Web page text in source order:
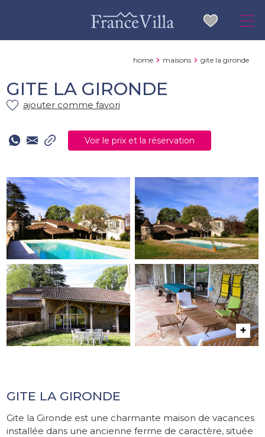
home maisons gite la gironde
GITE LA GIRONDE
ajouter comme favori
Voir le prix et la réservation
GITE LA GIRONDE
Gite la Gironde est une charmante maison de vacances
installée dans une ancienne ferme de caractère, située